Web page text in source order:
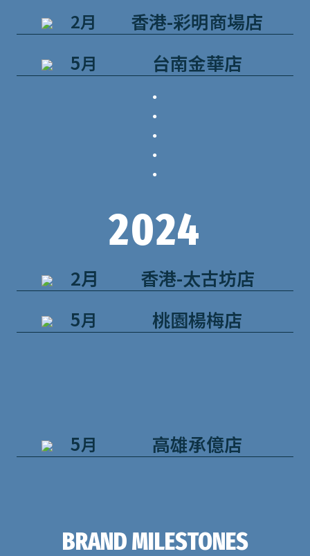
2月
香港-彩明商場店
5月 台南金華店
．
．
．
．
．
2024
2月
香港-太古坊店
5月 桃園楊梅店
5月 高雄承億店
BRAND MILESTONES